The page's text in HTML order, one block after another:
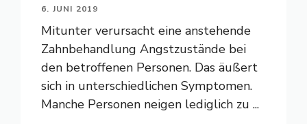
6. JUNI 2019
Mitunter verursacht eine anstehende
Zahnbehandlung Angstzustände bei
den betroffenen Personen. Das äußert
sich in unterschiedlichen Symptomen.
Manche Personen neigen lediglich zu ...